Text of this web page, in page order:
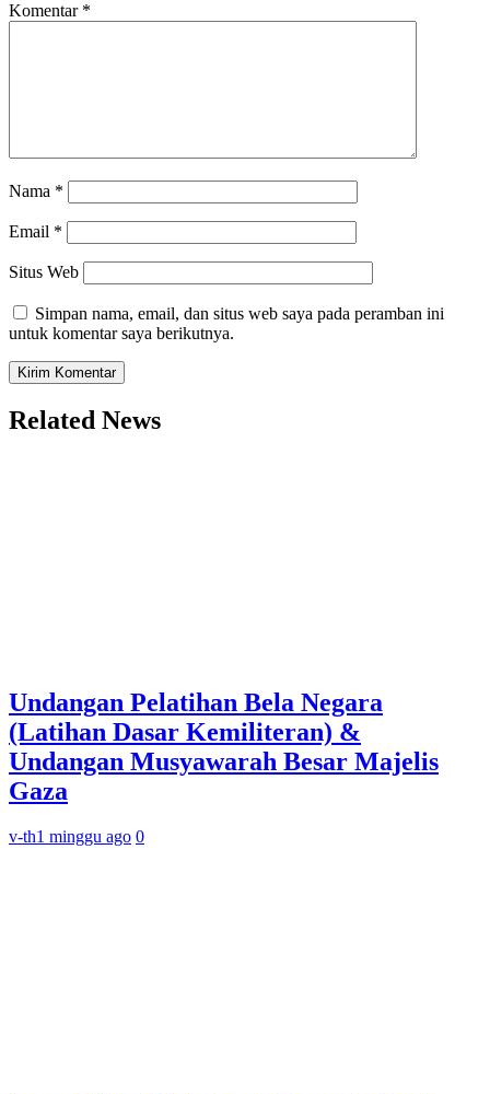
Komentar *
Nama *
Email *
Situs Web
Simpan nama, email, dan situs web saya pada peramban ini
untuk komentar saya berikutnya.
Related News
Undangan Pelatihan Bela Negara
(Latihan Dasar Kemiliteran) &
Undangan Musyawarah Besar Majelis
Gaza
v-th1 minggu ago 0